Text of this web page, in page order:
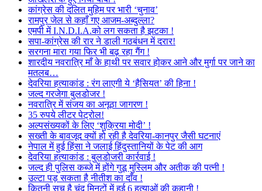
कांग्रेस की दलित मुहिम पर भारी ‘चुनाव’
रामपुर जेल से कहाँ गए आजम-अब्दुल्ला?
एमपी में I.N.D.I.A.को लग सकता है झटका !
सपा-कांग्रेस की रार ने डाली गठबंधन में दरार!
सरगना मारा गया फिर भी बढ़ रहा गैंग !
शारदीय नवरात्रि माँ के हाथी पर सवार होकर आने और मुर्गा पर जाने का
मतलब…
देवरिया हत्याकांड : रंग लाएगी ये ‘हैसियत’ की हिना !
जल्द गरजेगा बुलडोजर !
नवरात्रि में संजय का अनूठा जागरण !
35 रुपये लीटर पेट्रोल!
अल्पसंख्यकों के लिए ‘शुक्रिया मोदी’ !
सख्ती के बावजूद क्यों हो रही है देवरिया-कानपुर जैसी घटनाएं
नेपाल में हुई हिंसा ने जलाई हिंदुस्तानियों के पेट की आग
देवरिया हत्याकांड : बुलडोजरी कार्रवाई !
जल्द ही पुलिस कब्जे में होंगे गुडू मुस्लिम और अतीक की पत्नी !
उल्टा पड़ सकता है नीतीश का दाँव !
कितनी सच है चंद मिनटों में हुई 6 हत्याओं की कहानी !